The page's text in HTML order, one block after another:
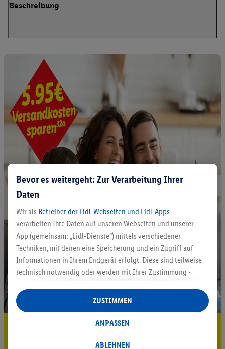
Beschreibung
5.95 € Versand sparen³²ᵃ
Jetzt zum Newsletter anmelden
Bevor es weitergeht: Zur Verarbeitung Ihrer
Daten
Wir als Betreiber der Lidl-Webseiten und Lidl-Apps
verarbeiten Ihre Daten auf unseren Webseiten und unserer
App (gemeinsam: „Lidl-Dienste“) mittels verschiedener
Techniken, mit denen eine Speicherung und ein Zugriff auf
Informationen in Ihrem Endgerät erfolgt. Diese sind teilweise
technisch notwendig oder werden mit Ihrer Zustimmung -
auch durch Partner (u.a.
Verantwortliche; im Zusammenhang mit dem IAB TCF
insgesamt
Statistik-Erstellung oder für personalisierte Werbung
Datenverarbeitungen für personalisierte Werbung werden
ABLEHNEN
ANPASSEN
ZUSTIMMEN